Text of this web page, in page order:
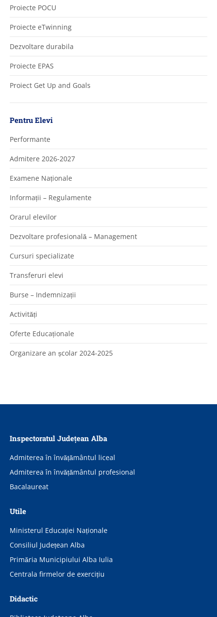
Proiecte POCU
Proiecte eTwinning
Dezvoltare durabila
Proiecte EPAS
Proiect Get Up and Goals
Pentru Elevi
Performante
Admitere 2026-2027
Examene Naționale
Informații – Regulamente
Orarul elevilor
Dezvoltare profesională – Management
Cursuri specializate
Transferuri elevi
Burse – Indemnizații
Activități
Oferte Educaționale
Organizare an școlar 2024-2025
Inspectoratul Județean Alba
Admiterea în învățământul liceal
Admiterea în învățământul profesional
Bacalaureat
Utile
Ministerul Educației Naționale
Consiliul Județean Alba
Primăria Municipiului Alba Iulia
Centrala firmelor de exercițiu
Didactic